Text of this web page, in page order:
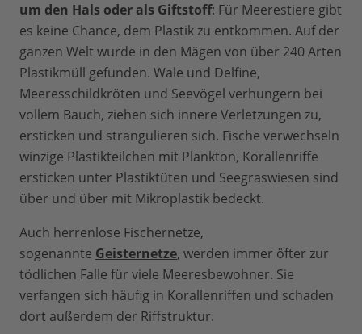
um den Hals oder als Giftstoff: Für Meerestiere gibt
es keine Chance, dem Plastik zu entkommen. Auf der
ganzen Welt wurde in den Mägen von über 240 Arten
Plastikmüll gefunden. Wale und Delfine,
Meeresschildkröten und Seevögel verhungern bei
vollem Bauch, ziehen sich innere Verletzungen zu,
ersticken und strangulieren sich. Fische verwechseln
winzige Plastikteilchen mit Plankton, Korallenriffe
ersticken unter Plastiktüten und Seegraswiesen sind
über und über mit Mikroplastik bedeckt.
Auch herrenlose Fischernetze,
sogenannte Geisternetze, werden immer öfter zur
tödlichen Falle für viele Meeresbewohner. Sie
verfangen sich häufig in Korallenriffen und schaden
dort außerdem der Riffstruktur.